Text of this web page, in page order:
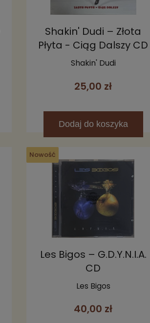
Shakin' Dudi – Złota
Płyta - Ciąg Dalszy CD
Shakin' Dudi
25,00 zł
Dodaj do koszyka
Les Bigos – G.D.Y.N.I.A.
CD
Les Bigos
40,00 zł
Nowość